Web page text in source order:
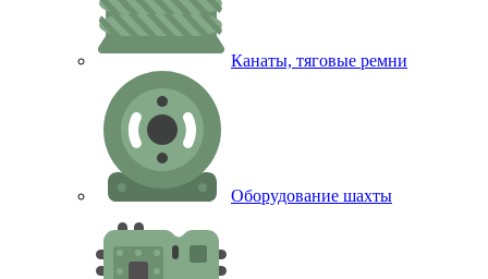
Канаты, тяговые ремни
Оборудование шахты